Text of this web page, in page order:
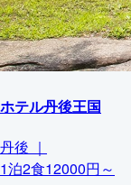
ホテル丹後王国
丹後 ｜
1泊2食12000円～